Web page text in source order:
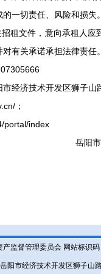
一切责任、风险和损失
文件，意向承租人应
有关承诺承担法律责任
济技术开发区狮子山
；
index
岳阳市